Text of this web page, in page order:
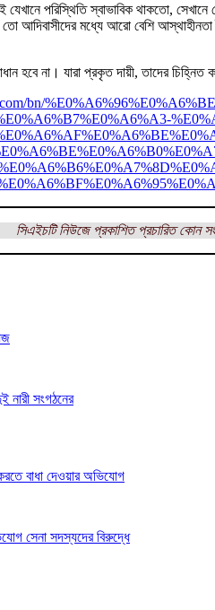
পরিস্থিতি স্বাভাবিক থাকতো,
আদিবাসীদের মধ্যে আরো বেশি
হবে না। যারা প্রকৃত দায়ী, তাদের
bn/
সিএইচটি নিউজে প্রকাশিত প্রচারিত কোন
নারী সংগঠনের
বাধা দেওয়ার অভিযোগ
সেনা সদস্যদের বিরুদ্ধে